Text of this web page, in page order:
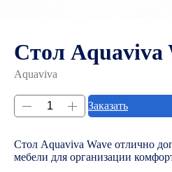
Стол Aquaviva
Aquaviva
Заказать
Стол Aquaviva Wave отлично
мебели для организации